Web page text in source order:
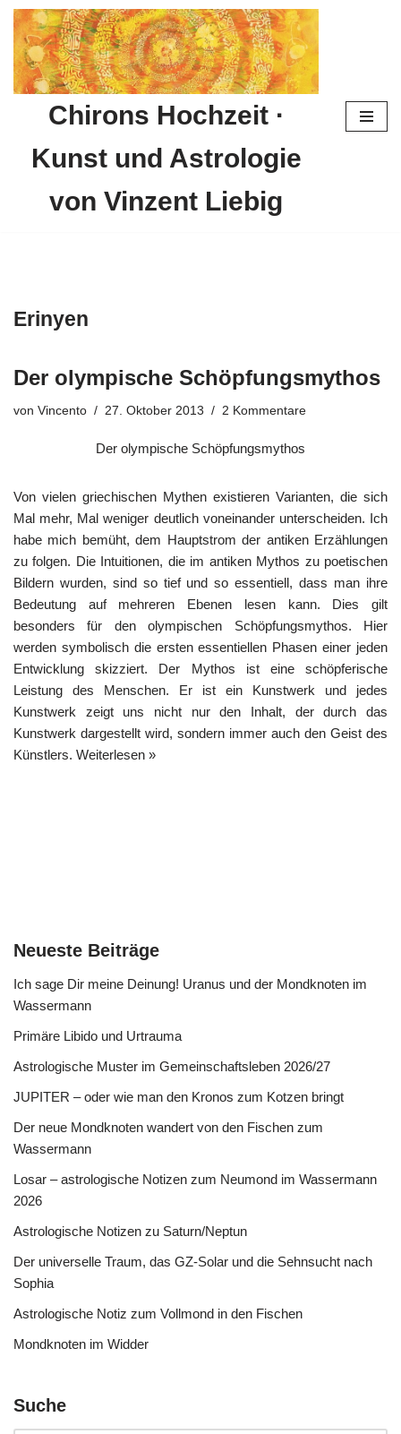
Zum
Inhalt
springen
Chirons Hochzeit ·
Kunst und Astrologie
von Vinzent Liebig
Erinyen
Der olympische Schöpfungsmythos
von Vincento 27. Oktober 2013 2 Kommentare
Der olympische Schöpfungsmythos
Von vielen griechischen Mythen existieren Varianten, die sich
Mal mehr, Mal weniger deutlich voneinander unterscheiden. Ich
habe mich bemüht, dem Hauptstrom der antiken Erzählungen
zu folgen. Die Intuitionen, die im antiken Mythos zu poetischen
Bildern wurden, sind so tief und so essentiell, dass man ihre
Bedeutung auf mehreren Ebenen lesen kann. Dies gilt
besonders für den olympischen Schöpfungsmythos. Hier
werden symbolisch die ersten essentiellen Phasen einer jeden
Entwicklung skizziert. Der Mythos ist eine schöpferische
Leistung des Menschen. Er ist ein Kunstwerk und jedes
Kunstwerk zeigt uns nicht nur den Inhalt, der durch das
Kunstwerk dargestellt wird, sondern immer auch den Geist des
Künstlers. Weiterlesen »
Neueste Beiträge
Ich sage Dir meine Deinung! Uranus und der Mondknoten im
Wassermann
Primäre Libido und Urtrauma
Astrologische Muster im Gemeinschaftsleben 2026/27
JUPITER – oder wie man den Kronos zum Kotzen bringt
Der neue Mondknoten wandert von den Fischen zum
Wassermann
Losar – astrologische Notizen zum Neumond im Wassermann
2026
Astrologische Notizen zu Saturn/Neptun
Der universelle Traum, das GZ-Solar und die Sehnsucht nach
Sophia
Astrologische Notiz zum Vollmond in den Fischen
Mondknoten im Widder
Suche